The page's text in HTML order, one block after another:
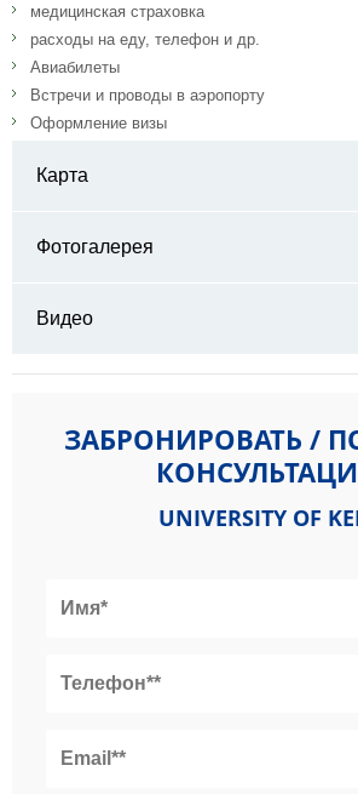
медицинская страховка
расходы на еду, телефон и др.
Авиабилеты
Встречи и проводы в аэропорту
Оформление визы
Карта
Фотогалерея
Видео
ЗАБРОНИРОВАТЬ /
UNIVERSITY OF